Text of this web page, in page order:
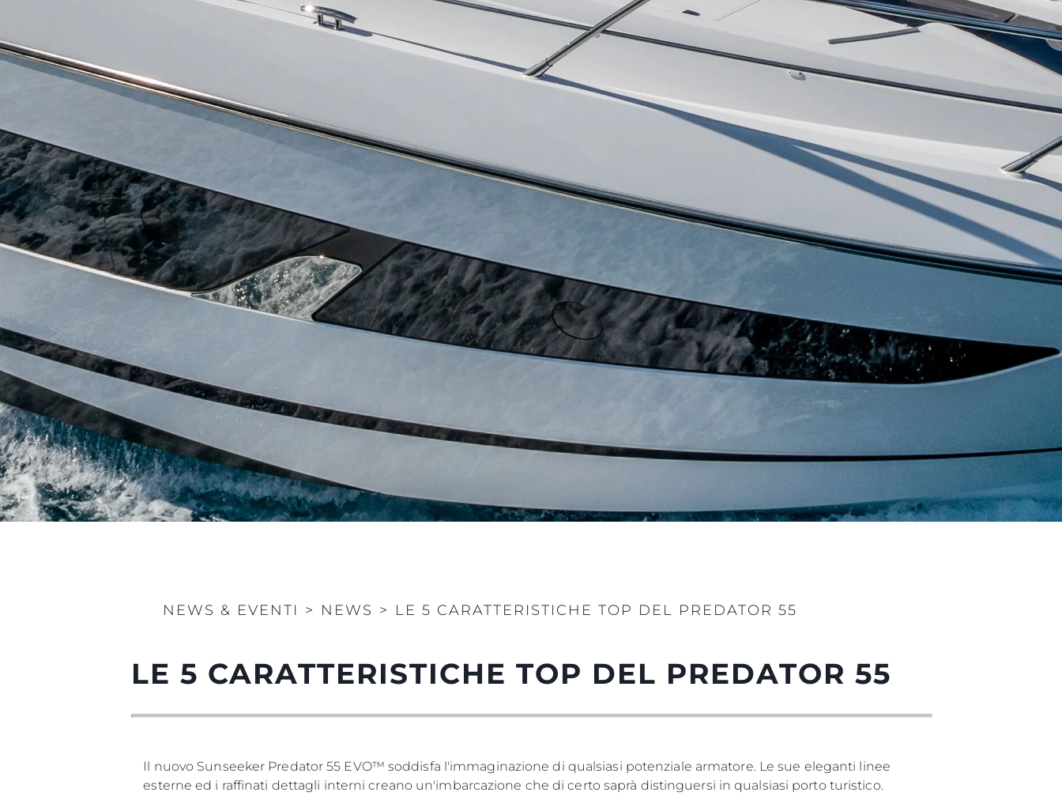
NEWS & EVENTI > NEWS > LE 5 CARATTERISTICHE TOP DEL PREDATOR 55
LE 5 CARATTERISTICHE TOP DEL PREDATOR 55
Il nuovo Sunseeker Predator 55 EVO™ soddisfa l'immaginazione di qualsiasi potenziale armatore. Le sue eleganti linee
esterne ed i raffinati dettagli interni creano un'imbarcazione che di certo saprà distinguersi in qualsiasi porto turistico.